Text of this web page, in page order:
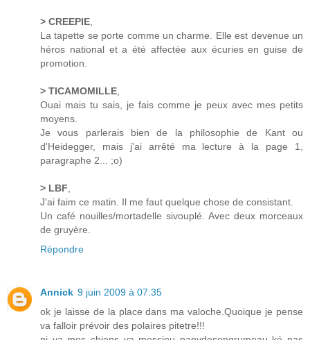
> CREEPIE
La tapette se porte comme un charme. Elle est devenue un
héros national et a été affectée aux écuries en guise de
promotion.
> TICAMOMILLE
Ouai mais tu sais, je fais comme je peux avec mes petits
moyens.
Je vous parlerais bien de la philosophie de Kant ou
d'Heidegger, mais j'ai arrêté ma lecture à la page 1,
paragraphe 2... ;o)
> LBF
J'ai faim ce matin. Il me faut quelque chose de consistant.
Un café nouilles/mortadelle sivouplé. Avec deux morceaux
de gruyère.
Répondre
Annick 9 juin 2009 à 07:35
ok je laisse de la place dans ma valoche.Quoique je pense
va falloir prévoir des polaires pitetre!!!